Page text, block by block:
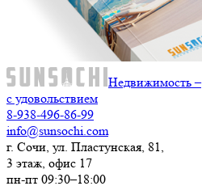
Недвижимость –
с удовольствием
8-938-496-86-99
info@sunsochi.com
г. Сочи, ул. Пластунская, 81,
3 этаж, офис 17
пн-пт 09:30–18:00